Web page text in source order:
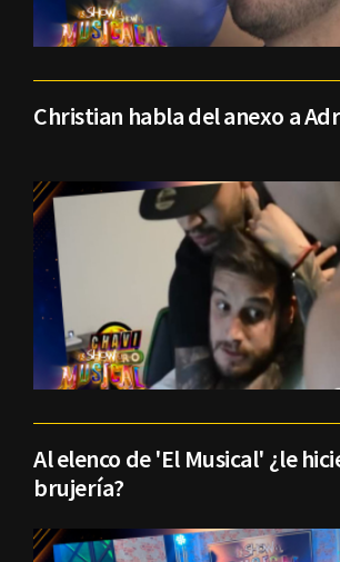
Christian habla del anexo a
Al elenco de 'El Musical' ¿le
brujería?